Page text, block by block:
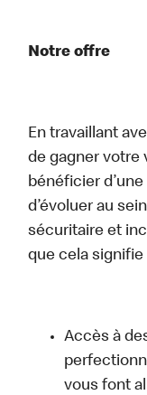
Notre offre
En travaillant
de gagner votre
bénéficier
d’évoluer au
sécuritaire et
que cela signifie
Accès à
vous font